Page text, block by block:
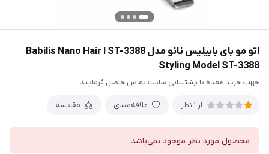
اتو مو بای بابیلیس نانو مدل ST-3388 ا Babilis Nano Hair
Styling Model ST-3388
جهت خرید عمده با پشتیبانی سایت تماس حاصل فرمایید.
از 1 نظر علاقه‌مندی مقایسه
محصول مورد نظر موجود نمی‌باشد.